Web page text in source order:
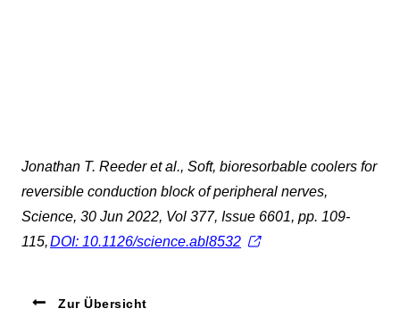
Jonathan T. Reeder et al., Soft, bioresorbable coolers for
reversible conduction block of peripheral nerves,
Science, 30 Jun 2022, Vol 377, Issue 6601, pp. 109-
115,DOI: 10.1126/science.abl8532
Zur Übersicht